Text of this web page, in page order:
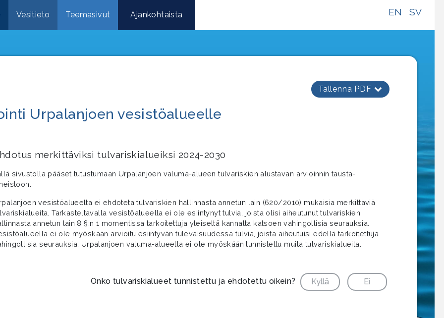
SV
EN
Vesitieto Teemasivut Ajankohtaista
Tallenna PDF
Urpalanjoen vesistöalueelle
merkittäviksi tulvariskialueiksi 2024-2030
sivustolla pääset tutustumaan Urpalanjoen valuma-alueen tulvariskien alustavan arvioinnin tausta-
vesistöalueelta ei ehdoteta tulvariskien hallinnasta annetun lain (620/2010) mukaisia merkittäviä
Tarkasteltavalla vesistöalueella ei ole esiintynyt tulvia, joista olisi aiheutunut tulvariskien
annetun lain 8 §:n 1 momentissa tarkoitettuja yleiseltä kannalta katsoen vahingollisia seurauksia.
ei ole myöskään arvioitu esiintyvän tulevaisuudessa tulvia, joista aiheutuisi edellä tarkoitettuja
seurauksia. Urpalanjoen valuma-alueella ei ole myöskään tunnistettu muita tulvariskialueita.
Onko tulvariskialueet tunnistettu ja ehdotettu oikein? Kyllä Ei